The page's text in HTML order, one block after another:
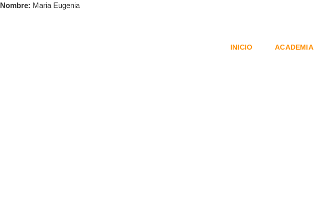
Saltar
Nombre: Maria Eugenia
INICIO ACADEMIA